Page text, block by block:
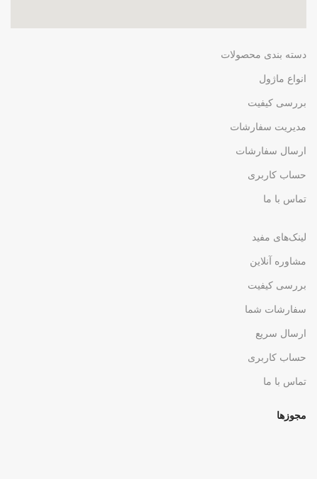
دسته بندی محصولات
انواع ماژول
بررسی کیفیت
مدیریت سفارشات
ارسال سفارشات
حساب کاربری
تماس با ما
لینک‌های مفید
مشاوره آنلاین
بررسی کیفیت
سفارشات شما
ارسال سریع
حساب کاربری
تماس با ما
مجوزها